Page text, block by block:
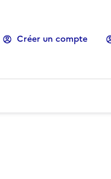
Créer un compte